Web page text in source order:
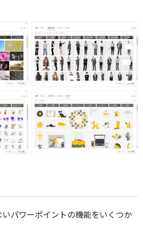
パワーポイントの機能をいくつか